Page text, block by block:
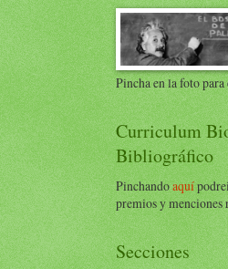
Pincha en la foto para
Curriculum
Bibliográfico
Pinchandoaquí
premios y menciones
Secciones